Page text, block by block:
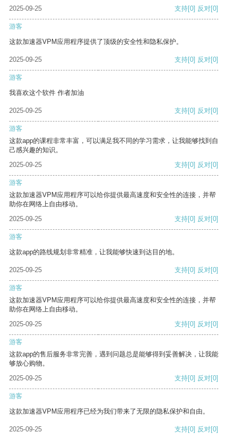
2025-09-25 支持[0] 反对[0]
游客
这款加速器VPM应用程序提供了顶级的安全性和隐私保护。
2025-09-25 支持[0] 反对[0]
游客
我喜欢这个软件 作者加油
2025-09-25 支持[0] 反对[0]
游客
这款app的课程非常丰富，可以满足我不同的学习需求，让我能够找到自
己感兴趣的知识。
2025-09-25
支持[0] 反对[0]
游客
这款加速器VPM应用程序可以给你提供最高速度和安全性的连接，并帮
助你在网络上自由移动。
2025-09-25
支持[0] 反对[0]
游客
这款app的路线规划非常精准，让我能够快速到达目的地。
2025-09-25 支持[0] 反对[0]
游客
这款加速器VPM应用程序可以给你提供最高速度和安全性的连接，并帮
助你在网络上自由移动。
2025-09-25
支持[0] 反对[0]
游客
这款app的售后服务非常完善，遇到问题总是能够得到妥善解决，让我能
够放心购物。
2025-09-25
支持[0] 反对[0]
游客
这款加速器VPM应用程序已经为我们带来了无限的隐私保护和自由。
2025-09-25 支持[0] 反对[0]